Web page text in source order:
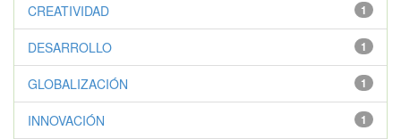
1
CREATIVIDAD
1
DESARROLLO
1
GLOBALIZACIÓN
1
INNOVACIÓN